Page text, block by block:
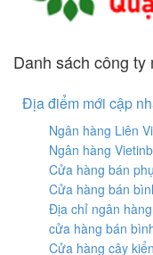
Danh sách công ty
Địa điểm mới cập
Ngân hàng Liên
Ngân hàng
Cửa hàng bán
Cửa hàng bán
Địa chỉ ngân
cửa hàng bán
Cửa hàng cây